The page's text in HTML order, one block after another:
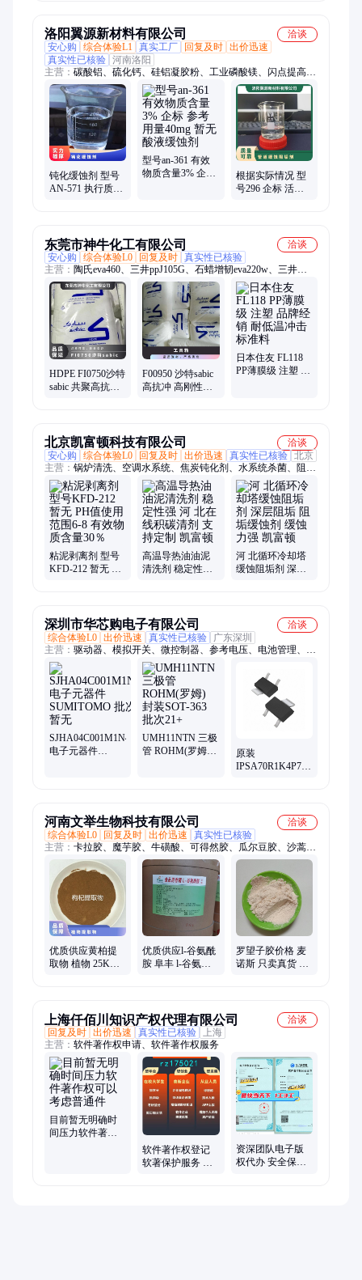
洛阳翼源新材料有限公司
洽谈
安心购
综合体验L1 真实工厂 回复及时 出价迅速
真实性已核验 河南洛阳
主营： 碳酸铝、硫化钙、硅铝凝胶粉、工业磷酸镁、闪点提高
剂、表面活性剂、耐火材料、水处理原材料
钝化缓蚀剂 型号
AN-571 执行质量
型号an-361 有效
物质含量3% 企标
根据实际情况 型
号296 企标 活性
东莞市神牛化工有限公司
洽谈
安心购
综合体验L0 回复及时 真实性已核验
主营： 陶氏eva460、三井ppJ105G、石蜡增韧eva220w、三井
eva260、热熔级eva250、普瑞曼ppj105g
HDPE FI0750沙特
sabic 共聚高抗冲
F00950 沙特sabic
高抗冲 高刚性
日本住友 FL118
PP薄膜级 注塑 品
北京凯富顿科技有限公司
洽谈
安心购
综合体验L0 回复及时 出价迅速 真实性已核验 北京
主营： 锅炉清洗、空调水系统、焦炭钝化剂、水系统杀菌、阻垢
分散剂、洗涤高温水、粉尘抑制剂、脱硫增效剂、在线清洗剂、
氧化除藻剂、杀菌灭藻剂、水系统管道、无二氧化氯、空调冷凝
器、金属表面油污、清除附着藻类、烟气湿法脱硫、高电导反渗
透、通风系统清洗、空调风机盘管、导热油炉清洗、玻璃鳞片胶
泥、烟气脱硫脱硝、锅炉除垢除锈、填料水垢清洗
粘泥剥离剂 型号
KFD-212 暂无 PH
高温导热油油泥
清洗剂 稳定性强
河 北循环冷却塔
缓蚀阻垢剂 深层
深圳市华芯购电子有限公司
洽谈
综合体验L0 出价迅速 真实性已核验
广东深圳
主营： 驱动器、模拟开关、微控制器、参考电压、电池管理、视
频开关ic、仪表放大器、音频放大器、开关稳压器、数字隔离
器、精密放大器、运算放大器、点火控制器、开关控制器、可编
程门阵列、接口集成电路、电容电阻
SJHA04C001M1N46
电子元器件
UMH11NTN 三极
管 ROHM(罗姆)
原装
IPSA70R1K4P7S
河南文举生物科技有限公司
洽谈
综合体验L0
回复及时 出价迅速
真实性已核验
主营： 卡拉胶、魔芋胶、牛磺酸、可得然胶、瓜尔豆胶、沙蒿子
胶、海藻酸钠、纳他酶素、食用明胶、聚丙烯酸钠、甲基纤维
素、酪蛋白酸钠、普鲁兰多糖、乳酸链球菌素、食品级黄原胶
优质供应黄柏提
取物 植物 25KG/
优质供应l-谷氨酰
胺 阜丰 l-谷氨酰
罗望子胶价格 麦
诺斯 只卖真货 杜
上海仟佰川知识产权代理有限公司
洽谈
回复及时 出价迅速 真实性已核验
上海
主营： 软件著作权申请、软件著作权服务
目前暂无明确时
间压力软件著作
软件著作权登记
软著保护服务 可
资深团队电子版
权代办 安全保密